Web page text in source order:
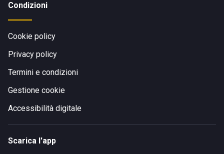
Condizioni
Cookie policy
Privacy policy
Termini e condizioni
Gestione cookie
Accessibilità digitale
Scarica l'app